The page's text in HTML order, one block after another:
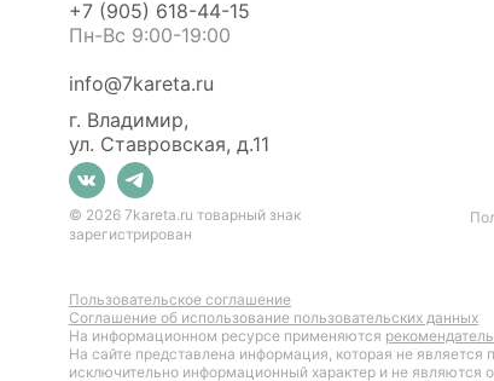
+7 (905) 618-44-15
Пн-Вс 9:00-19:00
info@7kareta.ru
г. Владимир,
ул. Ставровская, д.11
© 2026 7kareta.ru товарный знак
зарегистрирован
Пользовательское соглашение
Cоглашение об использование пользовательских данных
На информационном ресурсе применяются
На сайте представлена информация, которая не
исключительно информационный характер и не